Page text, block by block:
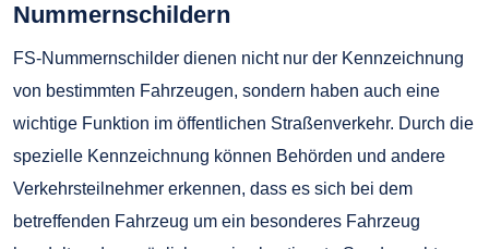
Nummernschildern
FS-Nummernschilder dienen nicht nur der Kennzeichnung
von bestimmten Fahrzeugen, sondern haben auch eine
wichtige Funktion im öffentlichen Straßenverkehr. Durch die
spezielle Kennzeichnung können Behörden und andere
Verkehrsteilnehmer erkennen, dass es sich bei dem
betreffenden Fahrzeug um ein besonderes Fahrzeug